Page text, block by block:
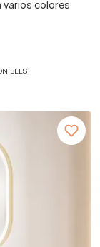
varios colores